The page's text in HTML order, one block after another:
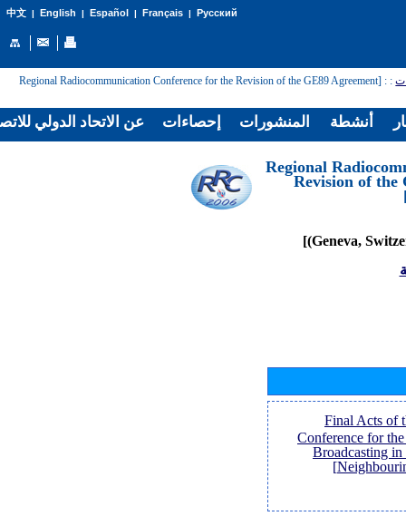
中文| English | Español | Français| Русский
:
: [Regional Radiocommunication Conference for the Revision of the GE89 Agreement
[Regional
Revision of the
[Final Acts of
Conference for
Broadcasting
عن الاتحاد الدولي إحصاءات المنشورات أنشطة